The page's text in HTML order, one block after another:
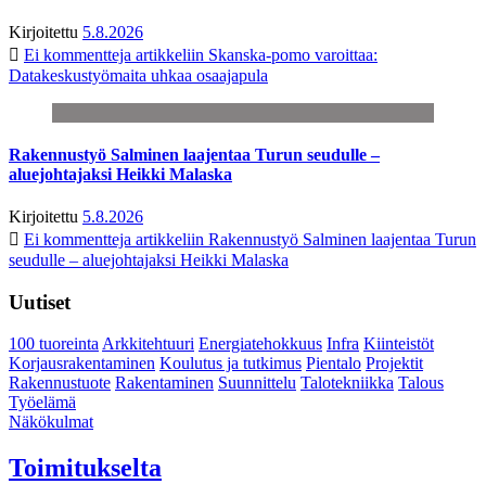
Kirjoitettu 5.8.2026
Ei kommentteja artikkeliin Skanska-pomo varoittaa:
Datakeskustyömaita uhkaa osaajapula
Rakennustyö Salminen laajentaa Turun seudulle –
aluejohtajaksi Heikki Malaska
Kirjoitettu 5.8.2026
Ei kommentteja artikkeliin Rakennustyö Salminen laajentaa Turun
seudulle – aluejohtajaksi Heikki Malaska
Uutiset
100 tuoreintaArkkitehtuuri Energiatehokkuus Infra Kiinteistöt
Korjausrakentaminen Koulutus ja tutkimus Pientalo Projektit
Rakennustuote Rakentaminen Suunnittelu Talotekniikka Talous
Työelämä
Näkökulmat
Toimitukselta